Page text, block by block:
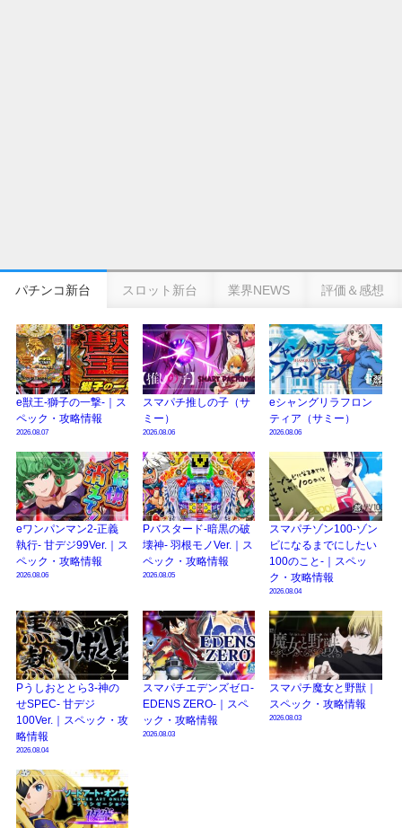
パチンコ新台 スロット新台 業界NEWS 評価＆感想
e獣王-獅子の一撃-｜ス
ペック・攻略情報
2026.08.07
スマパチ推しの子（サ
ミー）
2026.08.06
eシャングリラフロン
ティア（サミー）
2026.08.06
eワンパンマン2-正義
執行- 甘デジ99Ver.｜ス
ペック・攻略情報
2026.08.06
Pバスタード-暗黒の破
壊神- 羽根モノVer.｜ス
ペック・攻略情報
2026.08.05
スマパチゾン100-ゾン
ビになるまでにしたい
100のこと-｜スペッ
ク・攻略情報
2026.08.04
Pうしおととら3-神の
せSPEC- 甘デジ
100Ver.｜スペック・攻
略情報
2026.08.04
スマパチエデンズゼロ-
EDENS ZERO-｜スペ
ック・攻略情報
2026.08.03
スマパチ魔女と野獣｜
スペック・攻略情報
2026.08.03